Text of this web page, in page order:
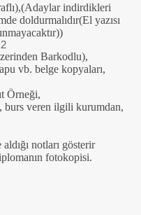
indirdikleri
doldurmalıdır(El yazısı
Barkodlu),
vb. belge kopyaları,
Örneği,
burs veren ilgili kurumdan,
notları gösterir
fotokopisi.